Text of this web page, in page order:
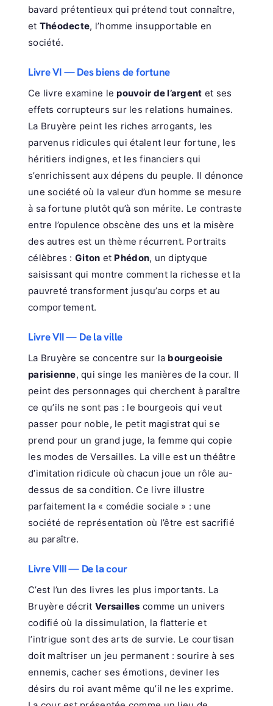
bavard prétentieux qui prétend tout connaître,
et Théodecte, l’homme insupportable en
société.
Livre VI — Des biens de fortune
Ce livre examine lepouvoir de l’argent et ses
effets corrupteurs sur les relations humaines.
La Bruyère peint les riches arrogants, les
parvenus ridicules qui étalent leur fortune, les
héritiers indignes, et les financiers qui
s’enrichissent aux dépens du peuple. Il dénonce
une société où la valeur d’un homme se mesure
à sa fortune plutôt qu’à son mérite. Le contraste
entre l’opulence obscène des uns et la misère
des autres est un thème récurrent. Portraits
célèbres : Giton et Phédon, un diptyque
saisissant qui montre comment la richesse et la
pauvreté transforment jusqu’au corps et au
comportement.
Livre VII — De la ville
La Bruyère se concentre sur la bourgeoisie
parisienne, qui singe les manières de la cour. Il
peint des personnages qui cherchent à paraître
ce qu’ils ne sont pas : le bourgeois qui veut
passer pour noble, le petit magistrat qui se
prend pour un grand juge, la femme qui copie
les modes de Versailles. La ville est un théâtre
d’imitation ridicule où chacun joue un rôle au-
dessus de sa condition. Ce livre illustre
parfaitement la « comédie sociale » : une
société de représentation où l’être est sacrifié
au paraître.
Livre VIII — De la cour
C’est l’un des livres les plus importants. La
Bruyère décritVersailles comme un univers
codifié où la dissimulation, la flatterie et
l’intrigue sont des arts de survie. Le courtisan
doit maîtriser un jeu permanent : sourire à ses
ennemis, cacher ses émotions, deviner les
désirs du roi avant même qu’il ne les exprime.